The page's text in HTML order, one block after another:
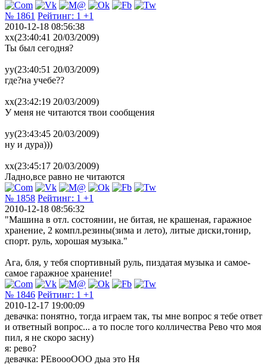
№ 1861 Рейтинг: 1 +1
2010-12-18 08:56:38
xx(23:40:41 20/03/2009)
Ты был сегодня?
yy(23:40:51 20/03/2009)
где?на учебе??
xx(23:42:19 20/03/2009)
У меня не читаются твои сообщения
yy(23:43:45 20/03/2009)
ну и дура)))
xx(23:45:17 20/03/2009)
Ладно,все равно не читаются
№ 1858 Рейтинг: 1 +1
2010-12-18 08:56:32
"Машина в отл. состоянии, не битая, не крашеная, гаражное
хранение, 2 компл.резины(зима и лето), литые диски,тонир,
спорт. руль, хорошая музыка."
Ага, бля, у тебя спортивный руль, пиздатая музыка и самое-
самое гаражное хранение!
№ 1846 Рейтинг: 1 +1
2010-12-17 19:00:09
девачка: понятно, тогда играем так, ты мне вопрос я тебе ответ
и ответный вопрос... а то после того колличества Рево что моя
пил, я не скоро засну)
я: рево?
девачка: РЕвоооООО дыа это Ня